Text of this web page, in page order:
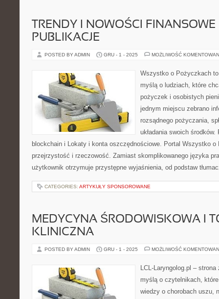
TRENDY I NOWOŚCI
PUBLIKACJE
POSTED BY ADMIN GRU - 1 - 2025 MOŻLIWOŚĆ
Wszystko o Pożyczkach
myślą o ludziach, które
pożyczek i osobistych
jednym miejscu zebrano
rozsądnego pożyczania,
układania swoich
blockchain i Lokaty i konta oszczędnościowe. Portal Wszystko
przejrzystość i rzeczowość. Zamiast skomplikowanego języka
użytkownik otrzymuje przystępne wyjaśnienia, od podstaw
CATEGORIES: ARTYKUŁY SPONSOROWANE
MEDYCYNA ŚRODOWISKOWA I
KLINICZNA
POSTED BY ADMIN GRU - 1 - 2025 MOŻLIWOŚĆ
LCL-Laryngolog.pl –
myślą o czytelnikach,
wiedzy o chorobach uszu,